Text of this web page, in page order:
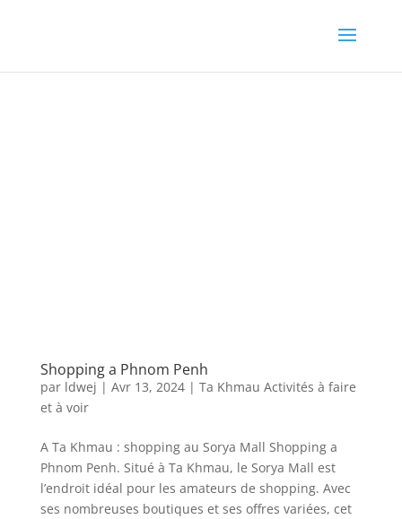
Shopping a Phnom Penh
par ldwej | Avr 13, 2024| Ta Khmau Activités à faire
et à voir
A Ta Khmau : shopping au Sorya Mall Shopping a
Phnom Penh. Situé à Ta Khmau, le Sorya Mall est
l’endroit idéal pour les amateurs de shopping. Avec
ses nombreuses boutiques et ses offres variées, cet